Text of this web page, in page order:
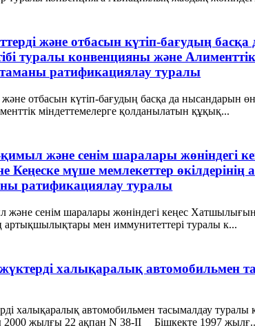
және отбасын күтіп-бағудың
туралы конвенцияны және
ратификациялау туралы
және отбасын күтіп-бағудың басқа да нысандарын
міндеттемелерге қолданылатын құқық...
қимыл және сенім шаралары
Кеңеске мүше мемлекеттер
ратификациялау туралы
және сенім шаралары жөніндегі кеңес
артықшылықтары мен иммунитеттері туралы к...
халықаралық автомобильмен
халықаралық автомобильмен тасымалдау туралы
2000 жылғы 22 ақпан N 38-II Бiшкекте 1997